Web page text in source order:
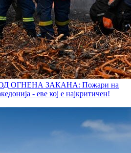
ОГНЕНА ЗАКАНА: Пожари на
- еве кој е најкритичен!